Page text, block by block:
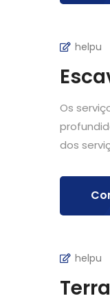
helpu
Os
dos
helpu